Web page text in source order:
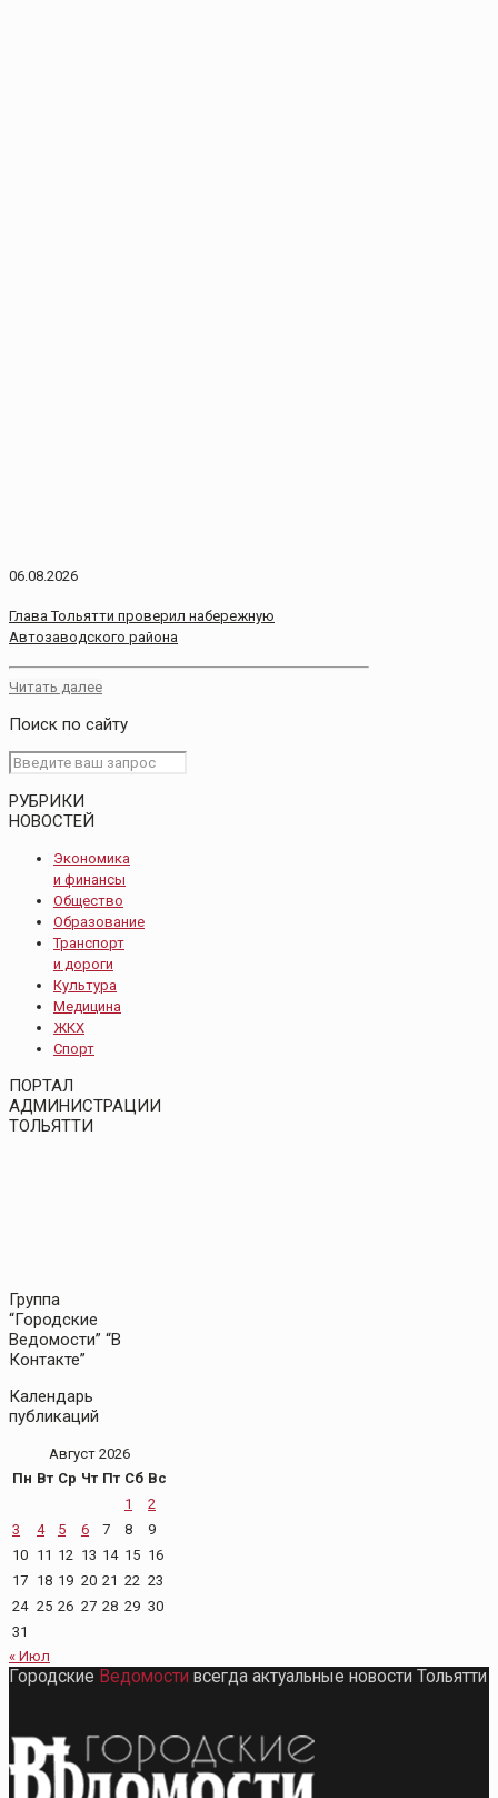
06.08.2026
Глава Тольятти проверил набережную
Автозаводского района
Читать далее
Поиск по сайту
РУБРИКИ
НОВОСТЕЙ
Экономика
и финансы
Общество
Образование
Транспорт
и дороги
Культура
Медицина
ЖКХ
Спорт
ПОРТАЛ
АДМИНИСТРАЦИИ
ТОЛЬЯТТИ
Группа
“Городские
Ведомости” “В
Контакте”
Календарь
публикаций
Август 2026
Пн Вт Ср Чт Пт Сб Вс
1
2
3
4 5 6 7 8
9
10 11 12 13 14 15 16
17 18 19 20 21 22 23
24 25 26 27 28 29 30
31
« Июл
Городские Ведомости всегда актуальные новости Тольятти